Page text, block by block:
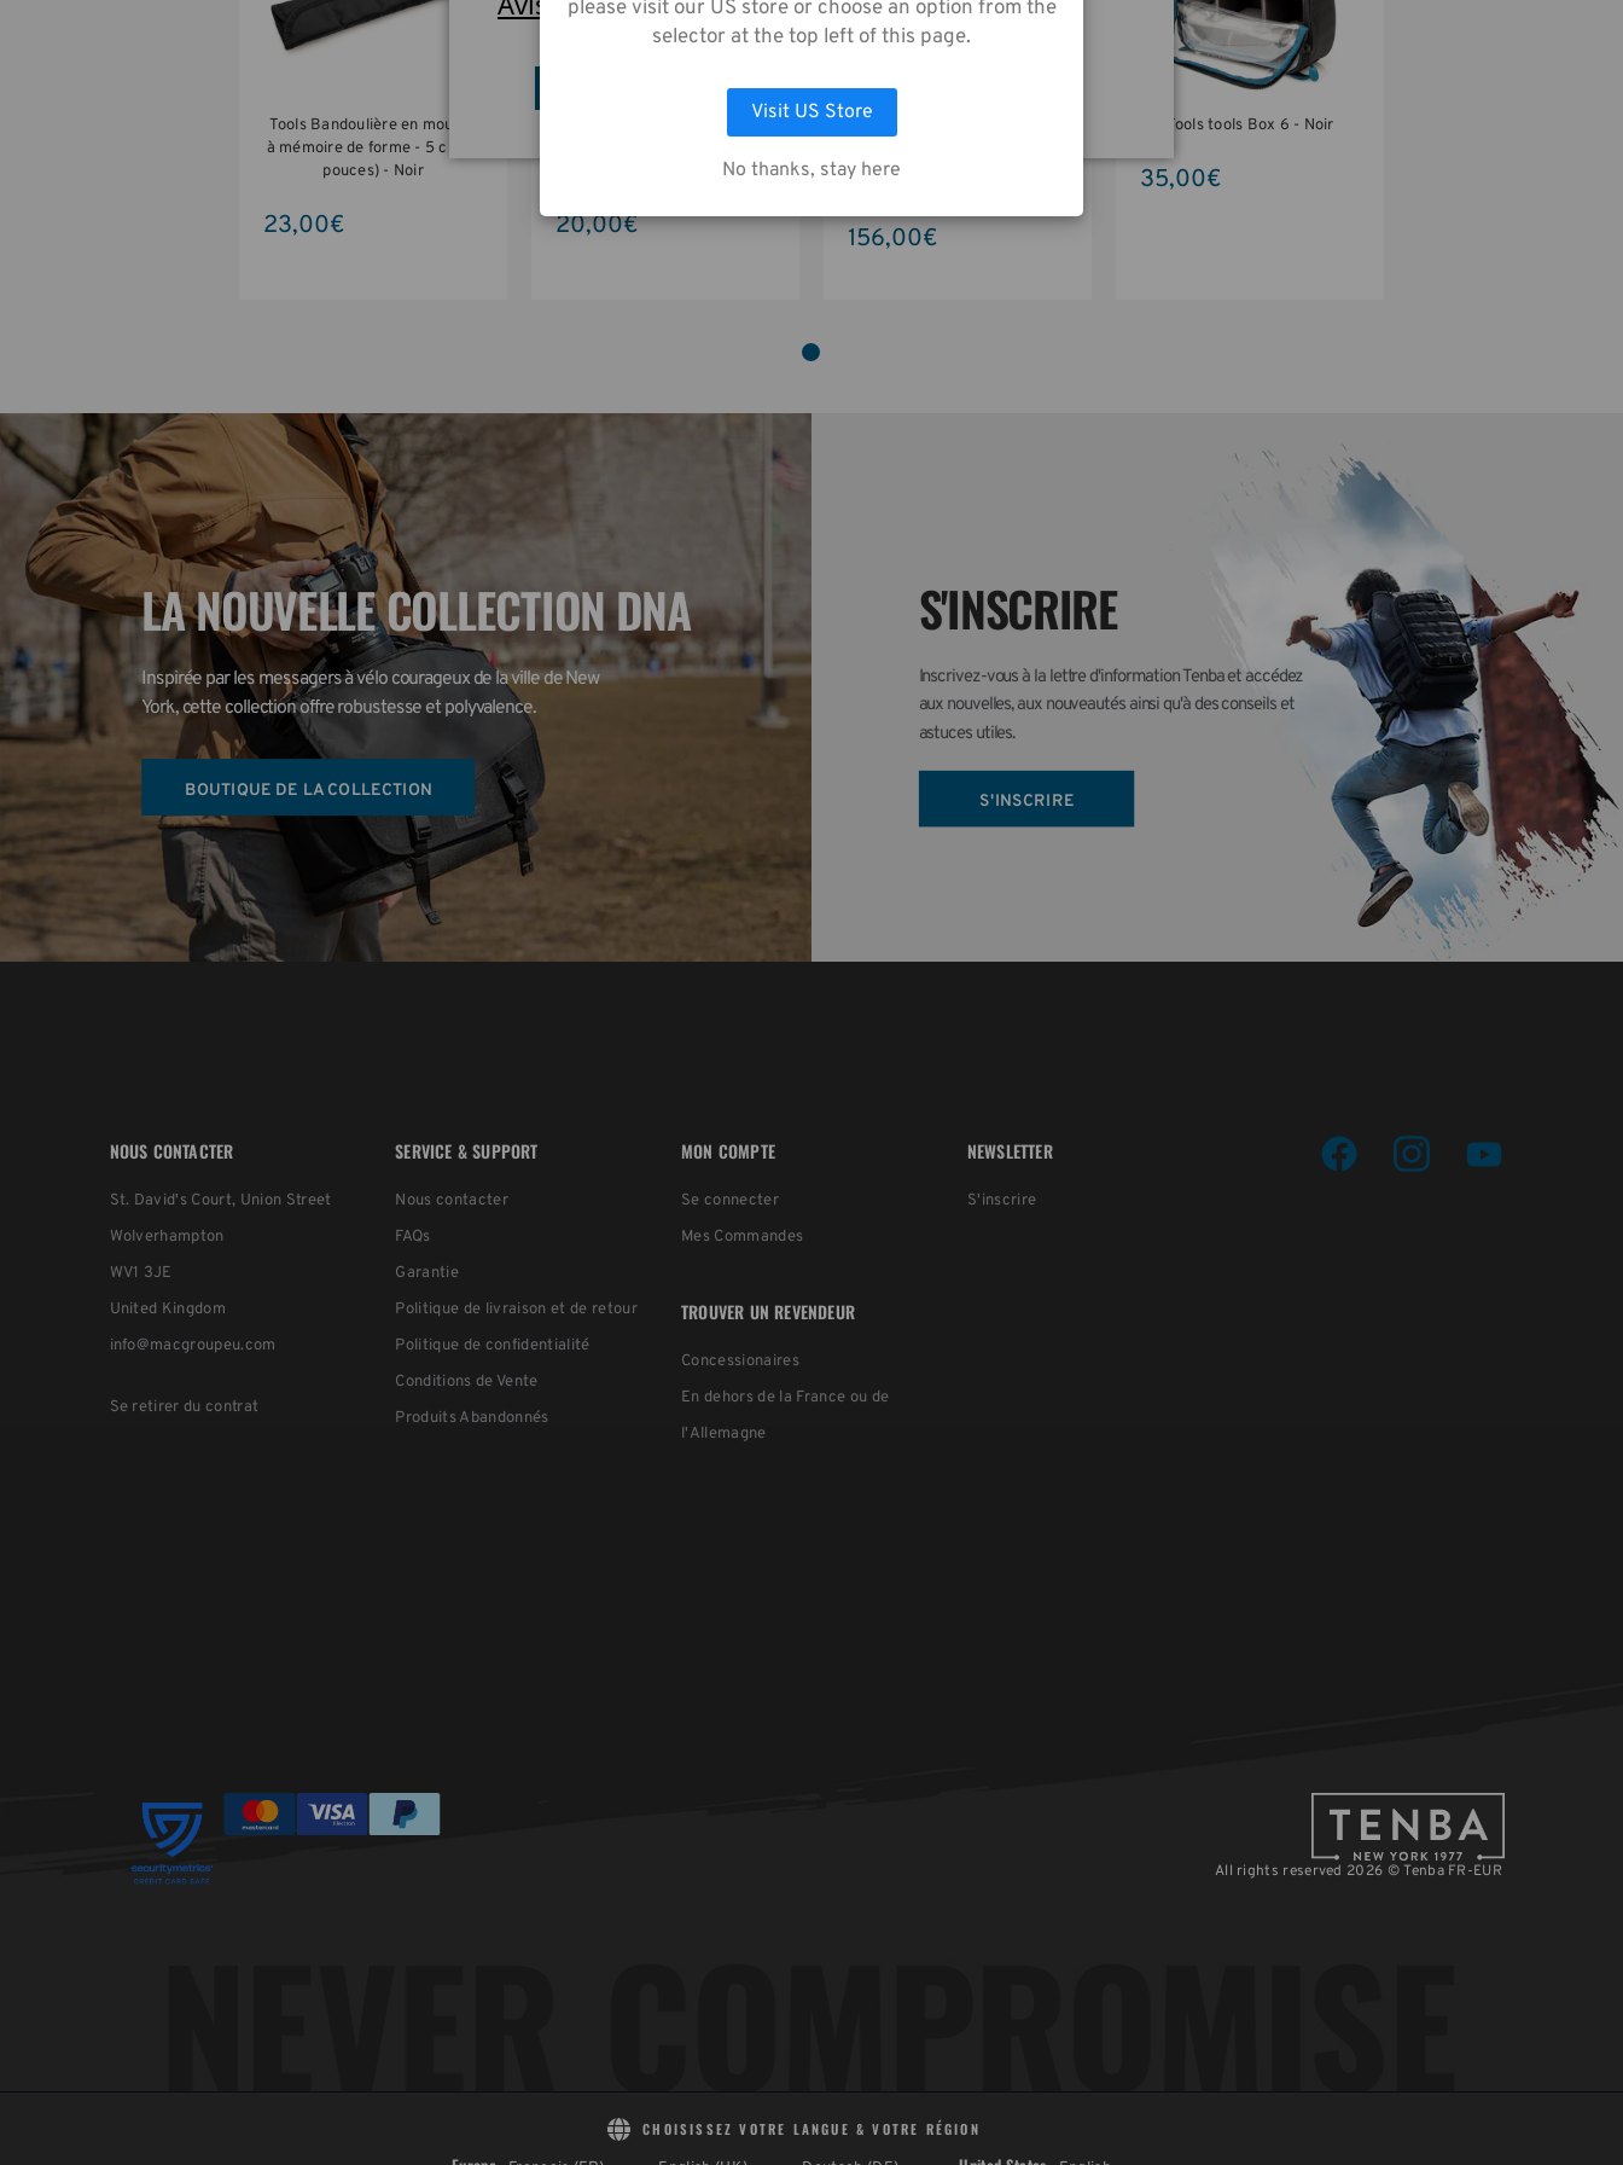
Tools Bandoulière en mousse
à mémoire de forme - 5 cm (2
pouces) - Noir
23,00€
(1,5 pouce) - Noir
20,00€
156,00€
Tools tools Box 6 - Noir
35,00€
LA NOUVELLE COLLECTION DNA
Inspirée par les messagers à vélo courageux de la ville de New
York, cette collection offre robustesse et polyvalence.
BOUTIQUE DE LA COLLECTION
S'INSCRIRE
Inscrivez-vous à la lettre d'information Tenba et accédez
aux nouvelles, aux nouveautés ainsi qu'à des conseils et
astuces utiles.
S'INSCRIRE
NOUS CONTACTER
St. David's Court, Union Street
Wolverhampton
WV1 3JE
United Kingdom
info@macgroupeu.com
Se retirer du contrat
SERVICE & SUPPORT
Nous contacter
FAQs
Garantie
Politique de livraison et de retour
Politique de confidentialité
Conditions de Vente
Produits Abandonnés
MON COMPTE
Se connecter
Mes Commandes
TROUVER UN REVENDEUR
Concessionaires
En dehors de la France ou de
l'Allemagne
NEWSLETTER
S'inscrire
All rights reserved 2026 © Tenba FR-EUR
CHOISISSEZ VOTRE LANGUE & VOTRE RÉGION
LAISSEZ MOI CHOISIR ACCEPTER TOUS LES COOKIES
please visit our US store or choose an option from the
selector at the top left of this page.
Visit US Store
No thanks, stay here